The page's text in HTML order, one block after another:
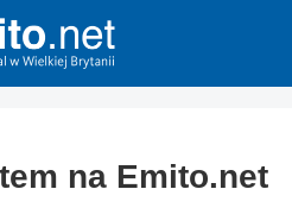
na Emito.net